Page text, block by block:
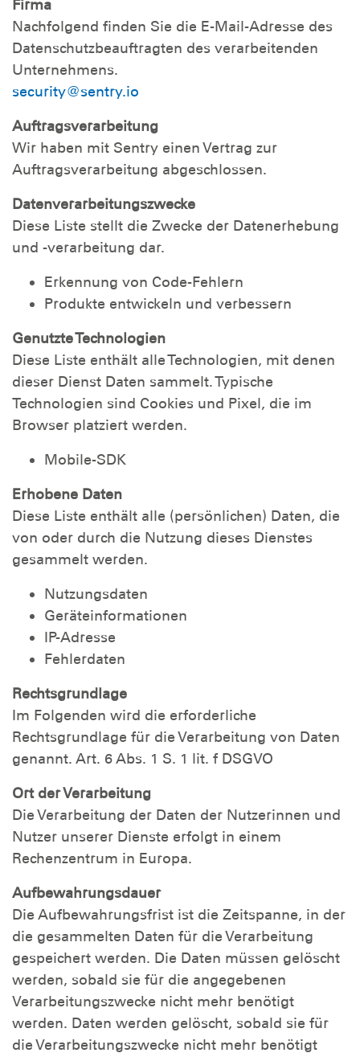
Firma
Nachfolgend finden Sie die E-Mail-Adresse des
Datenschutzbeauftragten des verarbeitenden
Unternehmens.
security@sentry.io
Auftragsverarbeitung
Wir haben mit Sentry einen Vertrag zur
Auftragsverarbeitung abgeschlossen.
Datenverarbeitungszwecke
Diese Liste stellt die Zwecke der Datenerhebung
und -verarbeitung dar.
Erkennung von Code-Fehlern
Produkte entwickeln und verbessern
Genutzte Technologien
Diese Liste enthält alle Technologien, mit denen
dieser Dienst Daten sammelt. Typische
Technologien sind Cookies und Pixel, die im
Browser platziert werden.
Mobile-SDK
Erhobene Daten
Diese Liste enthält alle (persönlichen) Daten, die
von oder durch die Nutzung dieses Dienstes
gesammelt werden.
Nutzungsdaten
Geräteinformationen
IP-Adresse
Fehlerdaten
Rechtsgrundlage
Im Folgenden wird die erforderliche
Rechtsgrundlage für die Verarbeitung von Daten
genannt. Art. 6 Abs. 1 S. 1 lit. f DSGVO
Ort der Verarbeitung
Die Verarbeitung der Daten der Nutzerinnen und
Nutzer unserer Dienste erfolgt in einem
Rechenzentrum in Europa.
Aufbewahrungsdauer
Die Aufbewahrungsfrist ist die Zeitspanne, in der
die gesammelten Daten für die Verarbeitung
gespeichert werden. Die Daten müssen gelöscht
werden, sobald sie für die angegebenen
Verarbeitungszwecke nicht mehr benötigt
werden. Daten werden gelöscht, sobald sie für
die Verarbeitungszwecke nicht mehr benötigt